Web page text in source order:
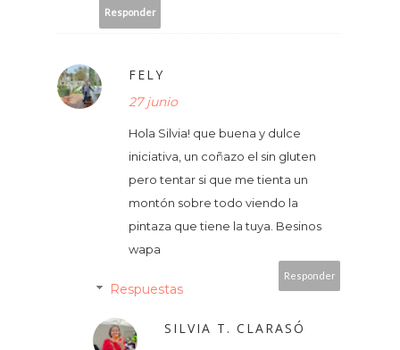
Responder
FELY
27 junio
Hola Silvia! que buena y dulce
iniciativa, un coñazo el sin gluten
pero tentar si que me tienta un
montón sobre todo viendo la
pintaza que tiene la tuya. Besinos
wapa
Responder
Respuestas
SILVIA T. CLARASÓ